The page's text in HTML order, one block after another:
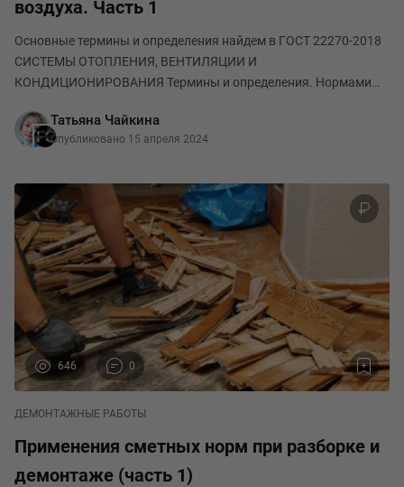
воздуха. Часть 1
Основные термины и определения найдем в ГОСТ 22270-2018
СИСТЕМЫ ОТОПЛЕНИЯ, ВЕНТИЛЯЦИИ И
КОНДИЦИОНИРОВАНИЯ Термины и определения. Нормами
действующим СП 73.13330.2016 «Внутренние санитарно-
технические системы здан
Татьяна Чайкина
Опубликовано 15 апреля 2024
646 0
ДЕМОНТАЖНЫЕ РАБОТЫ
Применения сметных норм при разборке и
демонтаже (часть 1)